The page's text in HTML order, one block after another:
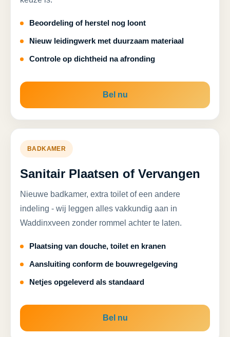
Beoordeling of herstel nog loont
Nieuw leidingwerk met duurzaam materiaal
Controle op dichtheid na afronding
Bel nu
BADKAMER
Sanitair Plaatsen of Vervangen
Nieuwe badkamer, extra toilet of een andere
indeling - wij leggen alles vakkundig aan in
Waddinxveen zonder rommel achter te laten.
Plaatsing van douche, toilet en kranen
Aansluiting conform de bouwregelgeving
Netjes opgeleverd als standaard
Bel nu